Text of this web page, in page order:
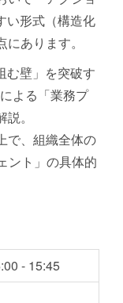
い形式（構造化
あります。
む壁」を突破す
よる「業務プ
。
で、組織全体の
ント」の具体的
- 15:45